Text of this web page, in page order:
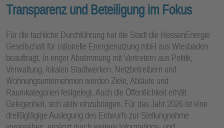
Transparenz und Beteiligung im Fokus
Für die fachliche Durchführung hat die Stadt die HessenEnergie
Gesellschaft für rationelle Energienutzung mbH aus Wiesbaden
beauftragt. In enger Abstimmung mit Vertretern aus Politik,
Verwaltung, lokalen Stadtwerken, Netzbetreibern und
Wohnungsunternehmen werden Ziele, Abläufe und
Raumkategorien festgelegt. Auch die Öffentlichkeit erhält
Gelegenheit, sich aktiv einzubringen. Für das Jahr 2026 ist eine
dreißigtägige Auslegung des Entwurfs zur Stellungnahme